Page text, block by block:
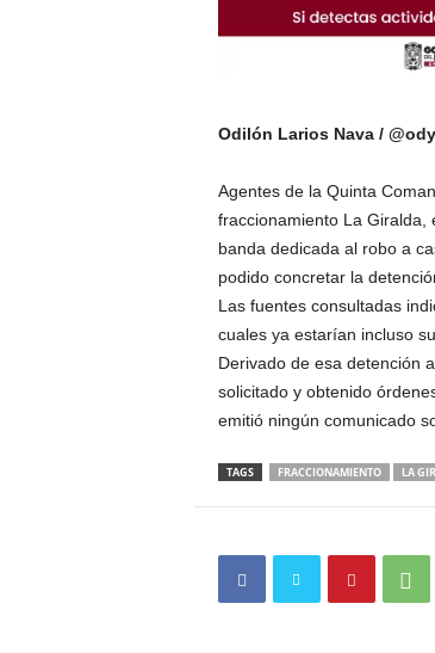
Odilón Larios Nava /
Agentes de la Quinta
fraccionamiento La Giralda,
banda dedicada al robo a
podido concretar la
Las fuentes consultadas
cuales ya estarían incluso
Derivado de esa detención
solicitado y obtenido
emitió ningún comunicado
TAGS FRACCIONAMIENTO LA